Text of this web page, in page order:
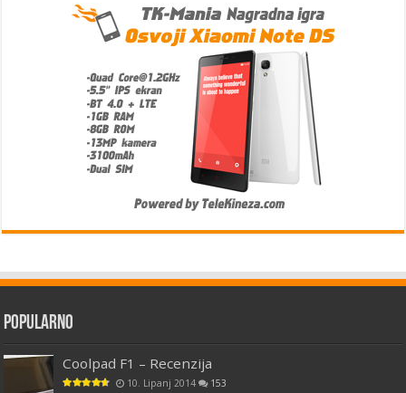
Popularno
Coolpad F1 – Recenzija
10. Lipanj 2014 153